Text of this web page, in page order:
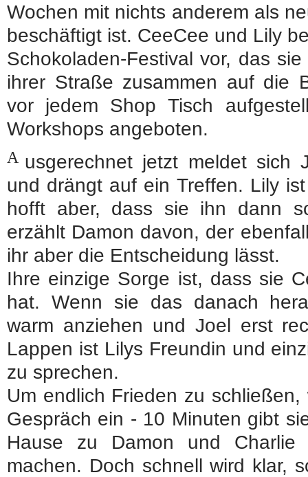
Wochen mit nichts anderem als
beschäftigt ist. CeeCee und Lily
Schokoladen-Festival vor, das
ihrer Straße zusammen auf die
vor jedem Shop Tisch
Workshops angeboten.
A usgerechnet jetzt meldet sich
und drängt auf ein Treffen. Lily
hofft aber, dass sie ihn dann
erzählt Damon davon, der
ihr aber die Entscheidung lässt.
Ihre einzige Sorge ist, dass sie
hat. Wenn sie das danach
warm anziehen und Joel erst
Lappen ist Lilys Freundin und
zu sprechen.
Um endlich Frieden zu
Gespräch ein - 10 Minuten gibt
Hause zu Damon und
machen. Doch schnell wird klar,